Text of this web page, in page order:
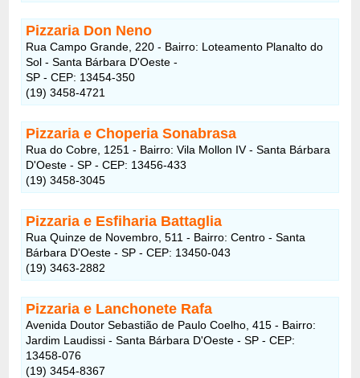
Pizzaria Don Neno
Rua Campo Grande, 220 - Bairro: Loteamento Planalto do
Sol - Santa Bárbara D'Oeste -
SP - CEP: 13454-350
(19) 3458-4721
Pizzaria e Choperia Sonabrasa
Rua do Cobre, 1251 - Bairro: Vila Mollon IV - Santa Bárbara
D'Oeste - SP - CEP: 13456-433
(19) 3458-3045
Pizzaria e Esfiharia Battaglia
Rua Quinze de Novembro, 511 - Bairro: Centro - Santa
Bárbara D'Oeste - SP - CEP: 13450-043
(19) 3463-2882
Pizzaria e Lanchonete Rafa
Avenida Doutor Sebastião de Paulo Coelho, 415 - Bairro:
Jardim Laudissi - Santa Bárbara D'Oeste - SP - CEP:
13458-076
(19) 3454-8367